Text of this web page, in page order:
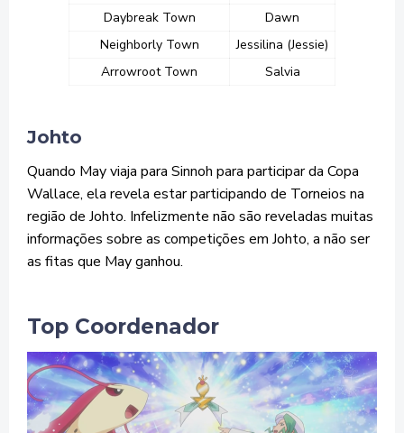
Daybreak Town
Dawn
Neighborly Town
Jessilina (Jessie)
Arrowroot Town
Salvia
Johto
Quando May viaja para Sinnoh para participar da Copa
Wallace, ela revela estar participando de Torneios na
região de Johto. Infelizmente não são reveladas muitas
informações sobre as competições em Johto, a não ser
as fitas que May ganhou.
Top Coordenador